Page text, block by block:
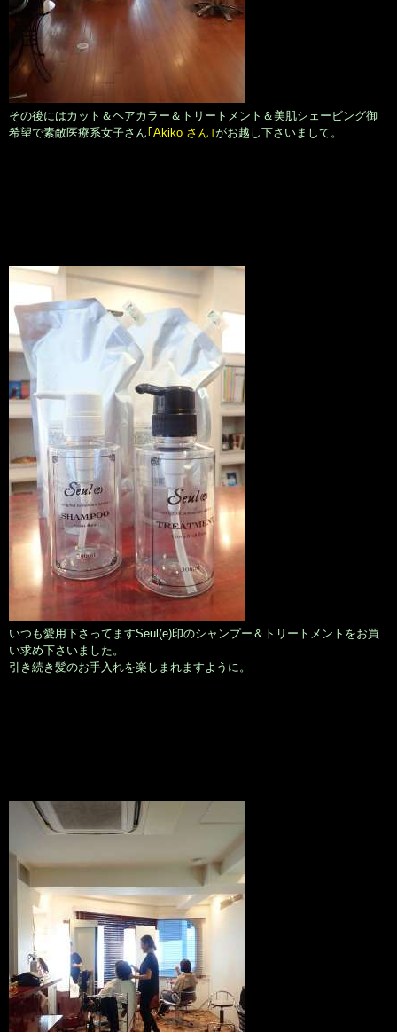
その後にはカット＆ヘアカラー＆トリートメント＆美肌シェービング御
希望で素敵医療系女子さん｢Akiko さん｣がお越し下さいまして。
いつも愛用下さってますSeul(e)印のシャンプー＆トリートメントをお買
い求め下さいました。
引き続き髪のお手入れを楽しまれますように。